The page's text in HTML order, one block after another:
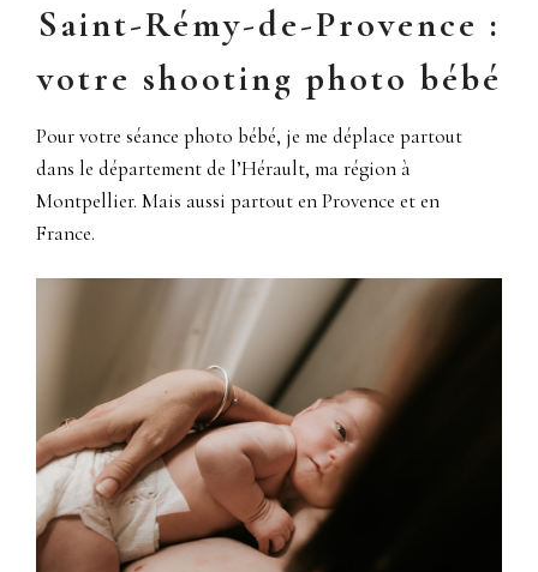
Saint-Rémy-de-Provence :
votre shooting photo bébé
Pour votre séance photo bébé, je me déplace partout
dans le département de l’Hérault, ma région à
Montpellier. Mais aussi partout en Provence et en
France.